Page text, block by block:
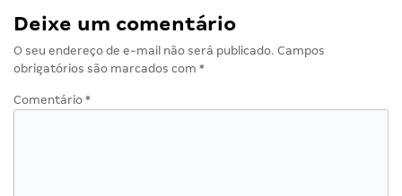
Deixe um comentário
O seu endereço de e-mail não será publicado. Campos
obrigatórios são marcados com *
Comentário *